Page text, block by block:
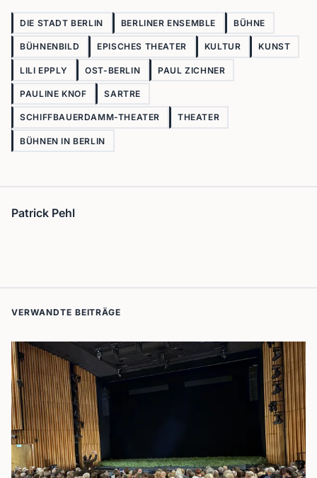
DIE STADT BERLIN BERLINER ENSEMBLE BÜHNE
BÜHNENBILD EPISCHES THEATER KULTUR KUNST
LILI EPPLY OST-BERLIN PAUL ZICHNER
PAULINE KNOF SARTRE
SCHIFFBAUERDAMM-THEATER THEATER
BÜHNEN IN BERLIN
Patrick Pehl
VERWANDTE BEITRÄGE